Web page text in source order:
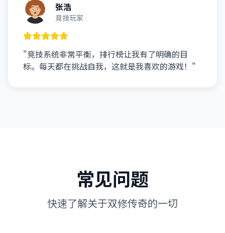
张浩
竞技玩家
"竞技系统非常平衡，排行榜让我有了明确的目
标。每天都在挑战自我，这就是我喜欢的游戏！"
常见问题
快速了解关于双修传奇的一切